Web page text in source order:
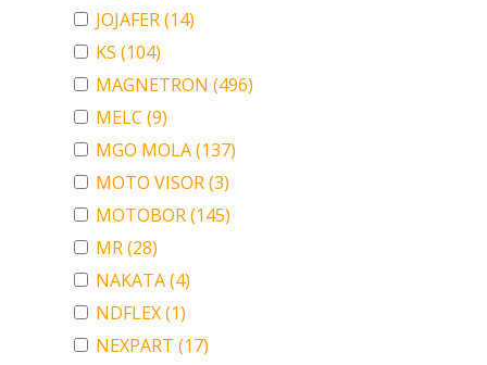
JOJAFER(14)
KS (104)
MAGNETRON (496)
MELC (9)
MGO MOLA(137)
MOTO VISOR(3)
MOTOBOR(145)
MR(28)
NAKATA(4)
NDFLEX(1)
NEXPART (17)